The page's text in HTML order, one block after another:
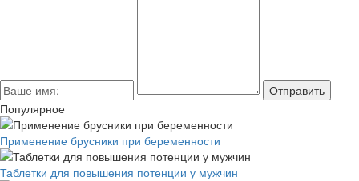
Популярное
Применение брусники при беременности
Таблетки для повышения потенции у мужчин